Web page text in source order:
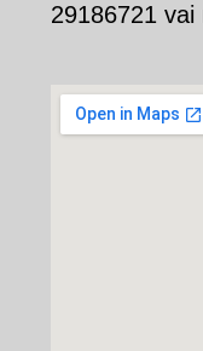
29186721